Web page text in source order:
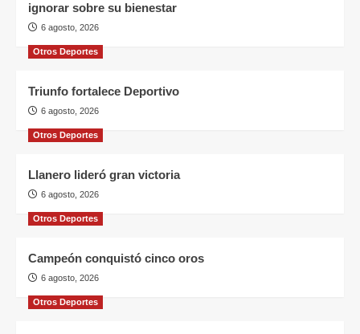
ignorar sobre su bienestar
6 agosto, 2026
Otros Deportes
Triunfo fortalece Deportivo
6 agosto, 2026
Otros Deportes
Llanero lideró gran victoria
6 agosto, 2026
Otros Deportes
Campeón conquistó cinco oros
6 agosto, 2026
Otros Deportes